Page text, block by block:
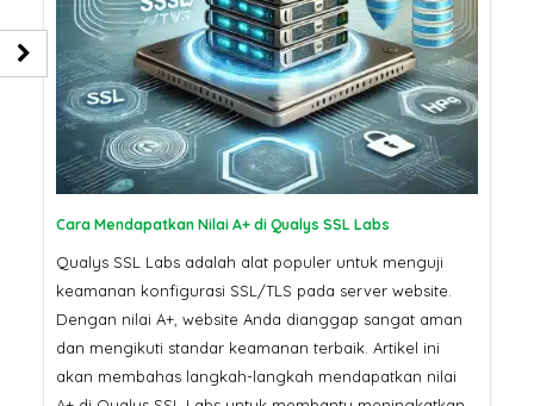
Cara Mendapatkan Nilai A+ di Qualys SSL Labs
Qualys SSL Labs adalah alat populer untuk menguji
keamanan konfigurasi SSL/TLS pada server website.
Dengan nilai A+, website Anda dianggap sangat aman
dan mengikuti standar keamanan terbaik. Artikel ini
akan membahas langkah-langkah mendapatkan nilai